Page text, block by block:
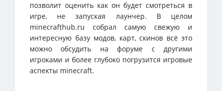
позволит оценить как он будет смотреться в
игре, не запуская лаунчер. В целом
minecrafthub.ru собрал самую свежую и
интересную базу модов, карт, скинов всё это
можно обсудить на форуме с другими
игроками и более глубоко погрузится игровые
аспекты minecraft.